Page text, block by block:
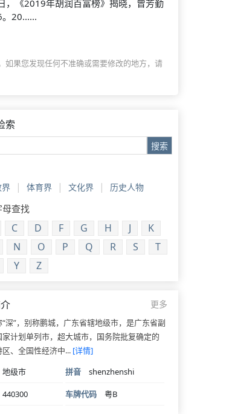
，《2019年胡润百富榜》揭晓，曾芳勤
20......
如果您发现任何不准确或需要修改的地方，请
索
搜索
| 体育界 | 文化界 | 历史人物
查找
C D F G H J
K
N O P Q R S
T
Y Z
更多
深”，别称鹏城，广东省辖地级市，是广东省副
计划单列市，超大城市，国务院批复确定的
、全国性经济中... [详情]
地级市 拼音 shenzhenshi
440300 车牌代码 粤B